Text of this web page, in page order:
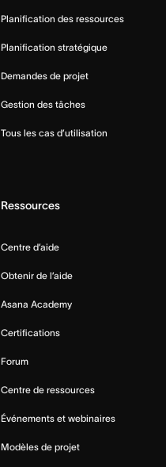
Planification des ressources
Planification stratégique
Demandes de projet
Gestion des tâches
Tous les cas d’utilisation
Ressources
Centre d’aide
Obtenir de l’aide
Asana Academy
Certifications
Forum
Centre de ressources
Événements et webinaires
Modèles de projet